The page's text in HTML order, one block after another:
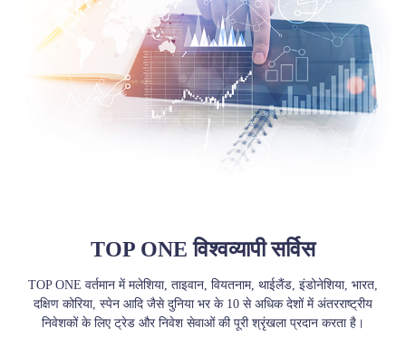
Trader | Partners
TOP ONE विश्वव्यापी सर्विस
TOP ONE वर्तमान में मलेशिया, ताइवान, वियतनाम, थाईलैंड, इंडोनेशिया, भारत,
दक्षिण कोरिया, स्पेन आदि जैसे दुनिया भर के 10 से अधिक देशों में अंतरराष्ट्रीय
निवेशकों के लिए ट्रेड और निवेश सेवाओं की पूरी श्रृंखला प्रदान करता है।